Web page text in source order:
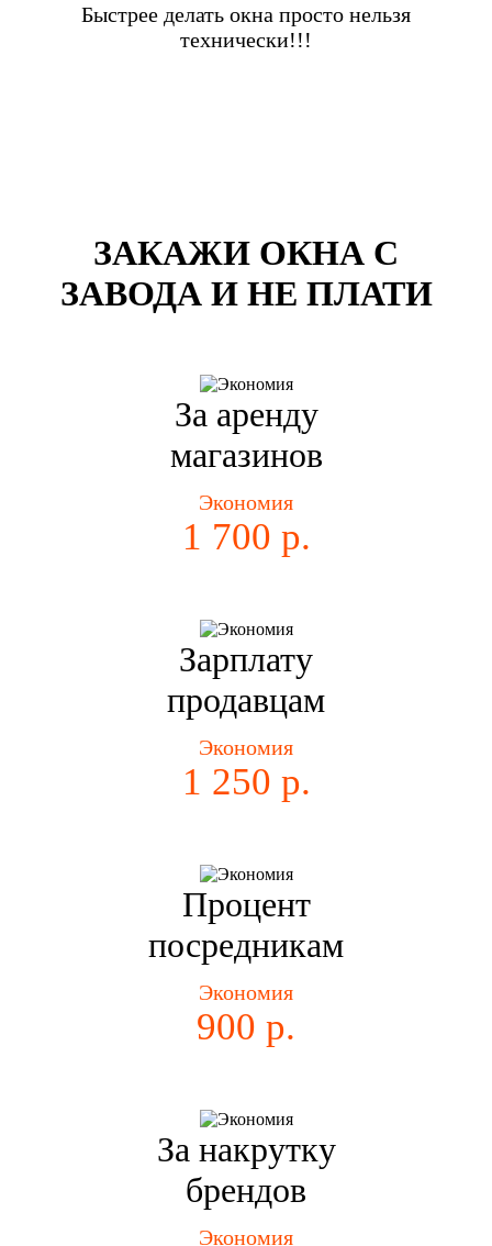
Быстрее делать окна просто нельзя
технически!!!
ЗАКАЖИ ОКНА С
ЗАВОДА И НЕ ПЛАТИ
За аренду
магазинов
Экономия
1 700 р.
Зарплату
продавцам
Экономия
1 250 р.
Процент
посредникам
Экономия
900 р.
За накрутку
брендов
Экономия